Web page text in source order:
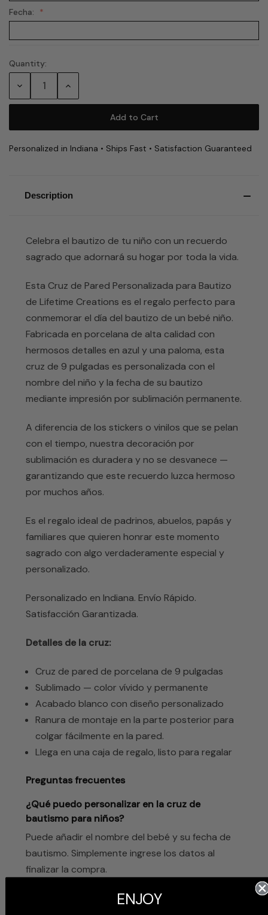
Fecha:
Current
Quantity:
Decrease Increase
Personalized in Indiana • Ships Fast • Satisfaction Guaranteed
Description
Celebra el bautizo de tu niño con un recuerdo
sagrado que adornará su hogar por toda la vida.
Esta Cruz de Pared Personalizada para Bautizo
de Lifetime Creations es el regalo perfecto para
conmemorar el día del bautizo de un bebé niño.
Fabricada en porcelana de alta calidad con
hermosos detalles en azul y una paloma, esta
cruz de 9 pulgadas es personalizada con el
nombre del niño y la fecha de su bautizo
mediante impresión por sublimación permanente.
A diferencia de los stickers o vinilos que se pelan
con el tiempo, nuestra decoración por
sublimación es duradera y no se desvanece —
garantizando que este recuerdo luzca hermoso
por muchos años.
Es el regalo ideal de padrinos, abuelos, papás y
familiares que quieren honrar este momento
sagrado con algo verdaderamente especial y
personalizado.
Personalizado en Indiana. Envío Rápido.
Satisfacción Garantizada.
Detalles de la cruz:
Cruz de pared de porcelana de 9 pulgadas
Sublimado — color vívido y permanente
Acabado blanco con diseño personalizado
Ranura de montaje en la parte posterior para
colgar fácilmente en la pared.
Llega en una caja de regalo, listo para regalar
Preguntas frecuentes
¿Qué puedo personalizar en la cruz de
bautismo para niños?
Puede añadir el nombre del bebé y su fecha de
bautismo. Simplemente ingrese los datos al
finalizar la compra.
¿Puede decir «bautizado» o «dedicado» en
ENJOY